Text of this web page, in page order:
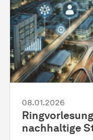
08.01.2026
nachhaltige